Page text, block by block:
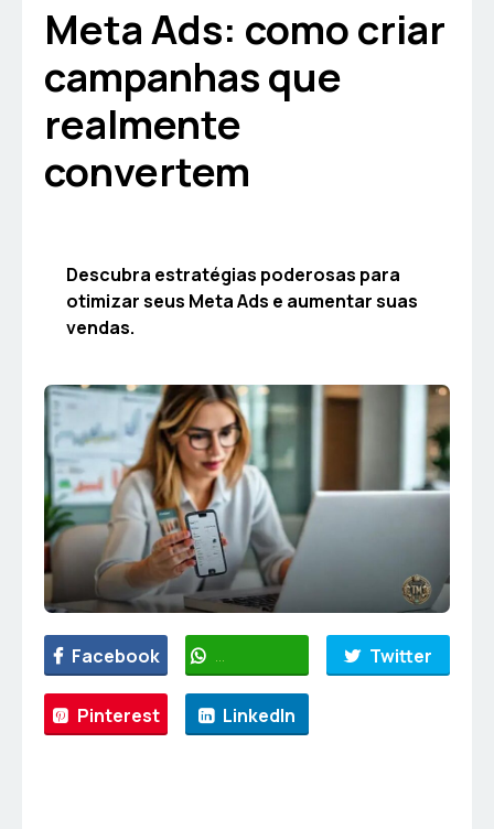
Meta Ads: como criar
campanhas que
realmente
convertem
Descubra estratégias poderosas para
otimizar seus Meta Ads e aumentar suas
vendas.
Facebook WhatsApp Twitter
Pinterest LinkedIn